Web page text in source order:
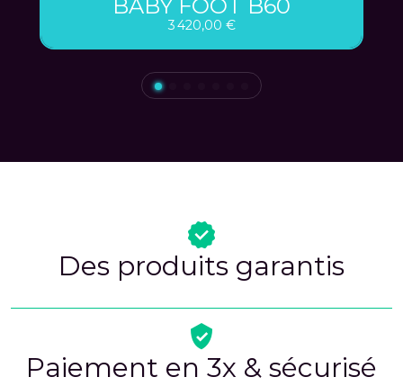
BABY FOOT B60
3 420,00 €
Des produits garantis
Paiement en 3x & sécurisé